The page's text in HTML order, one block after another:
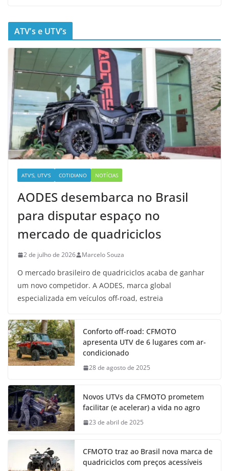
ATV’s e UTV’s
ATV'S, UTV'S COTIDIANO NOTÍCIAS
AODES desembarca no Brasil
para disputar espaço no
mercado de quadriciclos
2 de julho de 2026 Marcelo Souza
O mercado brasileiro de quadriciclos acaba de ganhar
um novo competidor. A AODES, marca global
especializada em veículos off-road, estreia
Conforto off-road: CFMOTO
apresenta UTV de 6 lugares com ar-
condicionado
28 de agosto de 2025
Novos UTVs da CFMOTO prometem
facilitar (e acelerar) a vida no agro
23 de abril de 2025
CFMOTO traz ao Brasil nova marca de
quadriciclos com preços acessíveis